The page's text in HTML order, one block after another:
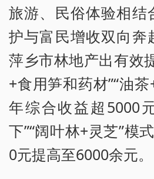
旅游、民俗体验相结
护与富民增收双向奔
萍乡市林地产出有效
+食用笋和药材”“油
年综合收益超5000
下”“阔叶林+灵芝”模
0元提高至6000余元。